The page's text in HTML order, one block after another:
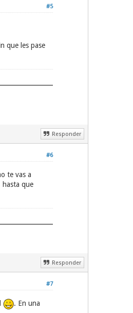
#5
que les pase
Responder
#6
te vas a
hasta que
Responder
#7
. En una